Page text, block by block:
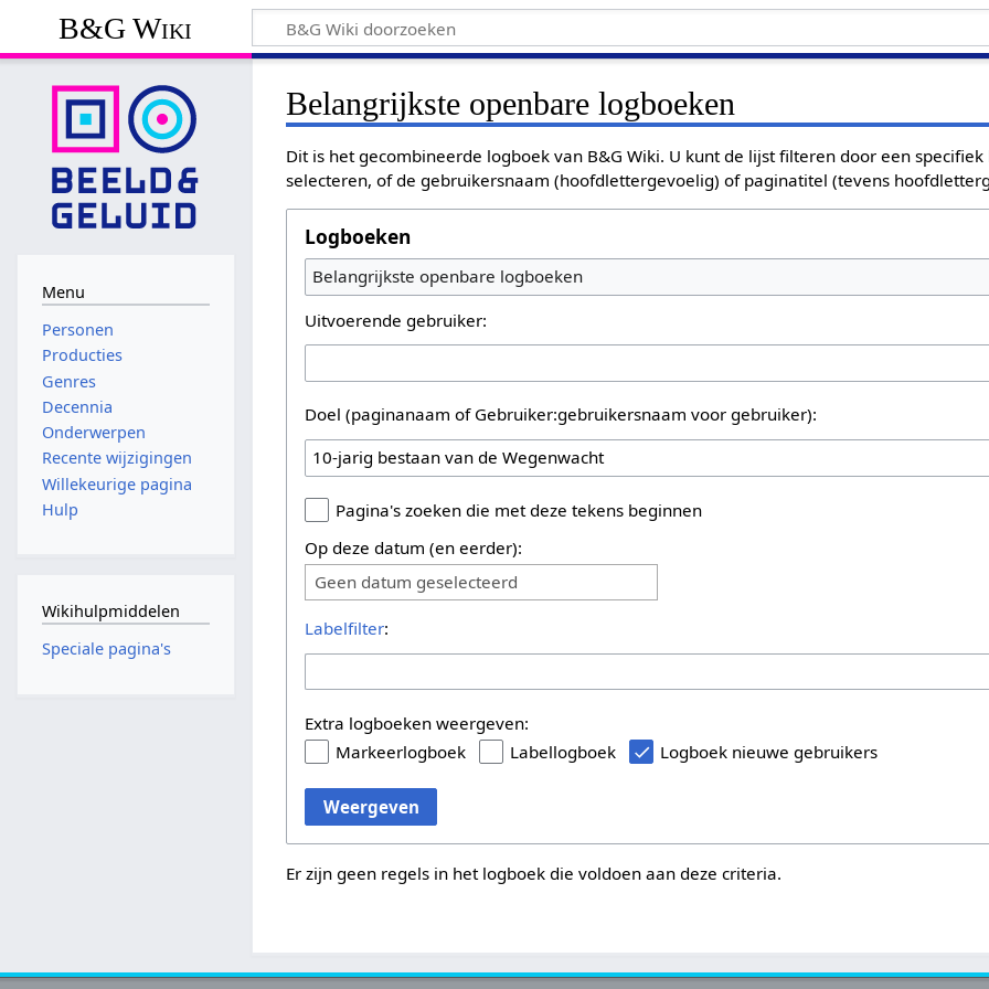
B&G Wiki
Belangrijkste openbare logboeken
Dit is het gecombineerde logboek van B&G Wiki. U kunt de lijst filteren door een
selecteren, of de gebruikersnaam (hoofdlettergevoelig) of paginatitel (tevens
Logboeken
Belangrijkste openbare logboeken
Uitvoerende gebruiker:
Doel (paginanaam of Gebruiker:gebruikersnaam voor gebruiker):
Pagina's zoeken die met deze tekens beginnen
Op deze datum (en eerder):
Geen datum geselecteerd
Labelfilter:
Extra logboeken weergeven:
Markeerlogboek
Labellogboek Logboek nieuwe gebruikers
Weergeven
Er zijn geen regels in het logboek die voldoen aan deze criteria.
Menu
Personen
Producties
Genres
Decennia
Onderwerpen
Recente wijzigingen
Willekeurige pagina
Hulp
Wikihulpmiddelen
Speciale pagina's